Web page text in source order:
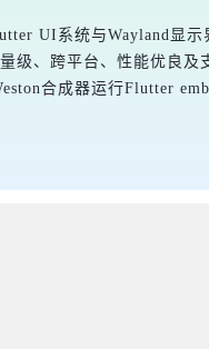
UI系统与Wayland显
、跨平台、性能优良
合成器运行Flutter